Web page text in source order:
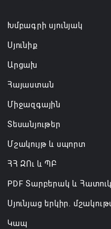
Խմբագրի սյունյակ
Սյունիք
Արցախ
Հայաստան
Միջազգային
Տեսանյութեր
Մշակույթ և սպորտ
ՀՀ ԶՈւ և ՊԲ
PDF Տարբերակ և
Սյունյաց երկիր.
Կապ